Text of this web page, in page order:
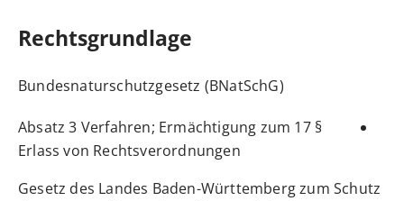
Rechtsgrundlage
Bundesnaturschutzgesetz (BNatSchG)
§ 17 Absatz 3 Verfahren; Ermächtigung zum
Erlass von Rechtsverordnungen
Gesetz des Landes Baden-Württemberg zum Schutz